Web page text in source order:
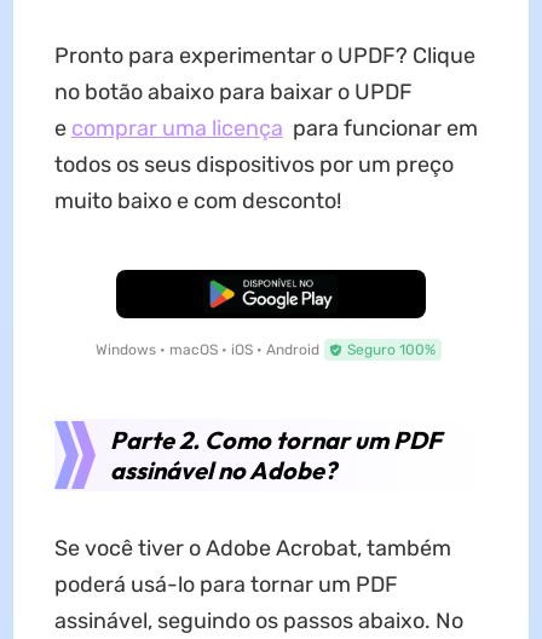
Pronto para experimentar o UPDF? Clique
no botão abaixo para baixar o UPDF
e comprar uma licença para funcionar em
todos os seus dispositivos por um preço
muito baixo e com desconto!
Baixar Grátis
Windows • macOS • iOS • Android Seguro 100%
Parte 2. Como tornar um PDF
assinável no Adobe?
Se você tiver o Adobe Acrobat, também
poderá usá-lo para tornar um PDF
assinável, seguindo os passos abaixo. No